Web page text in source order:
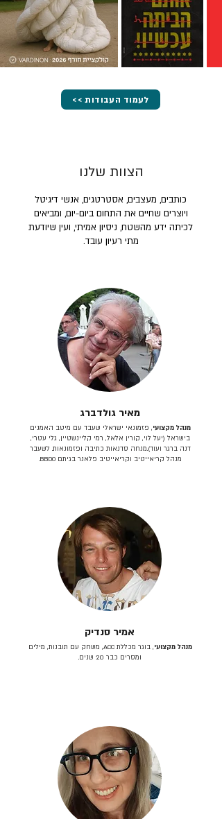
<< לעמוד העבודות
הצוות שלנו
כותבים, מעצבים, אסטרטגים, אנשי דיגיטל
ויוצרים שחיים את התחום ביום-יום, ומביאים
לכיתה ידע מהשטח, ניסיון אמיתי, ועין שיודעת
מתי רעיון עובד.
מאיר גולדברג
מנהל מקצועי, פזמונאי ישראלי שעבד עם מיטב האמנים
בישראל (יעל לוי, קורין אלאל, רמי קליינשטיין, גלי עטרי,
דנה ברגר ועוד).מנחה סדנאות כתיבה ופזמונאות. לשעבר
מנהל קריאייטיב וקריאייטיב פלאנר בגיתם BBDO.
אמיר סנדיק
מנהל מקצועי
, בוגר מכללת ACC, משחק עם תובנות, מילים
ומסרים כבר 20 שנים.